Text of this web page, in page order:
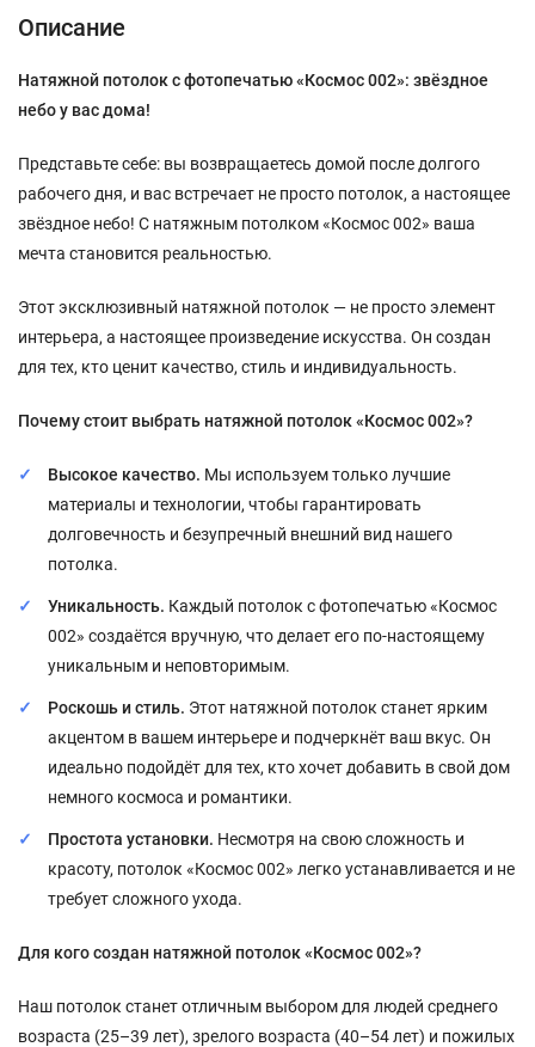
Описание
Натяжной потолок с фотопечатью «Космос 002»: звёздное
небо у вас дома!
Представьте себе: вы возвращаетесь домой после долгого
рабочего дня, и вас встречает не просто потолок, а настоящее
звёздное небо! С натяжным потолком «Космос 002» ваша
мечта становится реальностью.
Этот эксклюзивный натяжной потолок — не просто элемент
интерьера, а настоящее произведение искусства. Он создан
для тех, кто ценит качество, стиль и индивидуальность.
Почему стоит выбрать натяжной потолок «Космос 002»?
Высокое качество. Мы используем только лучшие
материалы и технологии, чтобы гарантировать
долговечность и безупречный внешний вид нашего
потолка.
Уникальность. Каждый потолок с фотопечатью «Космос
002» создаётся вручную, что делает его по-настоящему
уникальным и неповторимым.
Роскошь и стиль. Этот натяжной потолок станет ярким
акцентом в вашем интерьере и подчеркнёт ваш вкус. Он
идеально подойдёт для тех, кто хочет добавить в свой дом
немного космоса и романтики.
Простота установки. Несмотря на свою сложность и
красоту, потолок «Космос 002» легко устанавливается и не
требует сложного ухода.
Для кого создан натяжной потолок «Космос 002»?
Наш потолок станет отличным выбором для людей среднего
возраста (25–39 лет), зрелого возраста (40–54 лет) и пожилых